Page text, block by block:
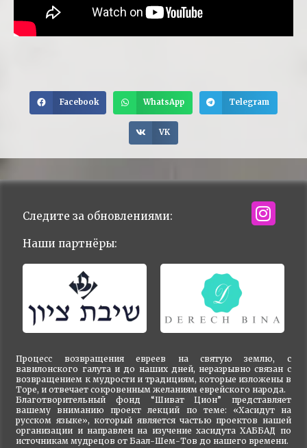
Facebook WhatsApp Telegram
VK
Процесс возвращения евреев на святую землю, с
вавилонского галута и до наших дней, неразрывно связан с
возвращением к мудрости и традициям, которые изложены в
Торе, и отвечает сокровенным желаниям еврейского народа.
Благотворительный фонд “Шиват Цион” представляет
вашему вниманию проект лекций по теме: «Хасидут на
русском языке», который является частью проектов нашей
организации и направлен на изучение хасидута ХАББАД по
источникам мудрецов от Баал-Шем-Тов до нашего времени.
Следите за обновлениями:
Наши партнёры: